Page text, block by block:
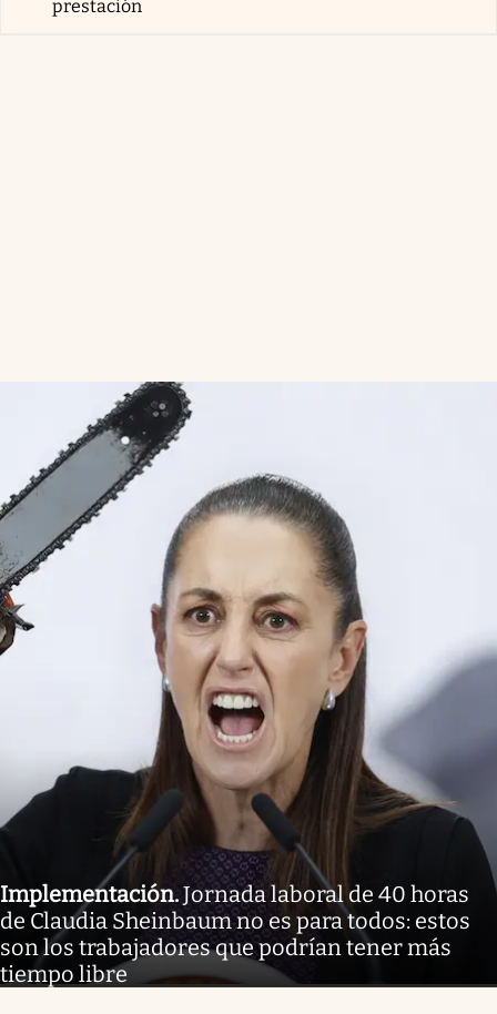
prestación
Implementación.Jornada laboral de 40 horas
de Claudia Sheinbaum no es para todos: estos
son los trabajadores que podrían tener más
tiempo libre